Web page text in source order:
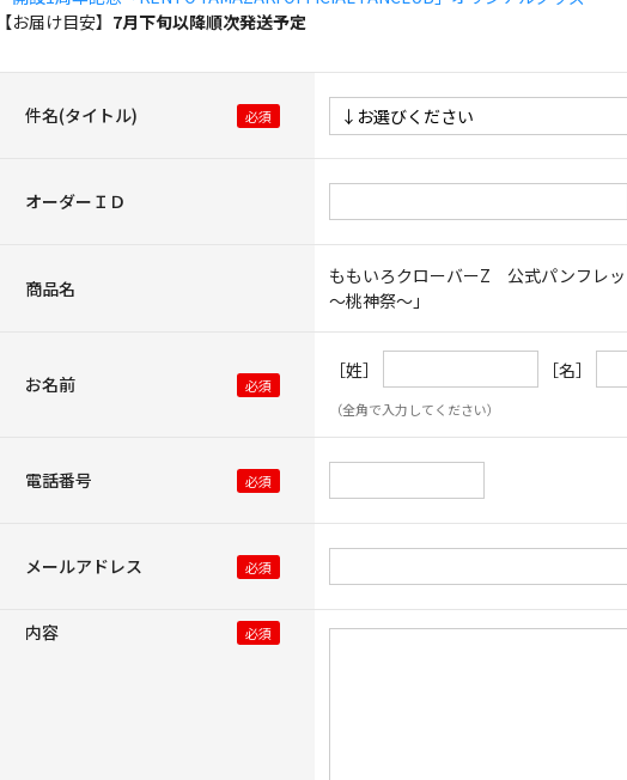
【お届け目安】 7月下旬以降順次発送予定
件名(タイトル)
オーダーＩＤ
商品名
ももいろクローバーZ 公式パンフレ
～桃神祭～｣
お名前
［姓］ ［名］
（全角で入力してください）
電話番号
メールアドレス
内容